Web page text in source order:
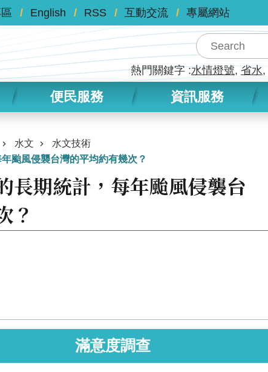
English RSS 互動交流 專屬網站
熱門關鍵字 水情燈號 省水
便民服務 資訊服務
水文
水文技術
颱風侵襲台灣的平均約有幾次？
長期統計，每年颱風侵襲台
？
滿意度調查